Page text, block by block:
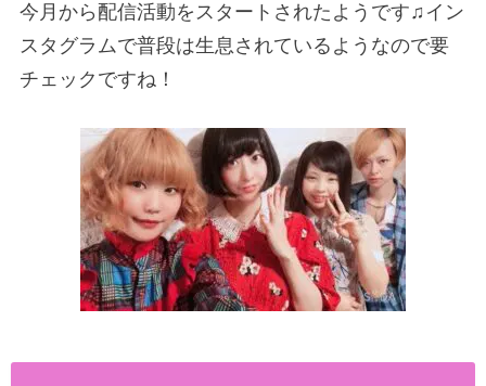
今月から配信活動をスタートされたようです♫イン
スタグラムで普段は生息されているようなので要
チェックですね！